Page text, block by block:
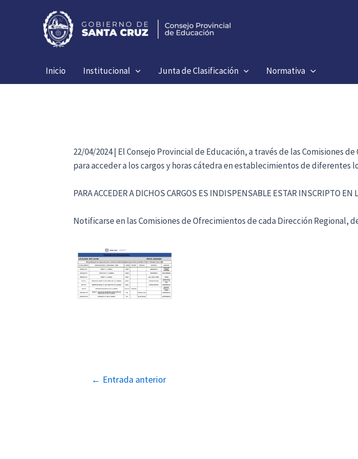
Inicio Institucional Junta de Clasificación Normativa
22/04/2024 | El Consejo Provincial de Educación, a través de las
para acceder a los cargos y horas cátedra en establecimientos de diferentes
PARA ACCEDER A DICHOS CARGOS ES INDISPENSABLE ESTAR INSCRIPTO
Notificarse en las Comisiones de Ofrecimientos de cada Dirección Regional,
Navegación
← Entrada anterior